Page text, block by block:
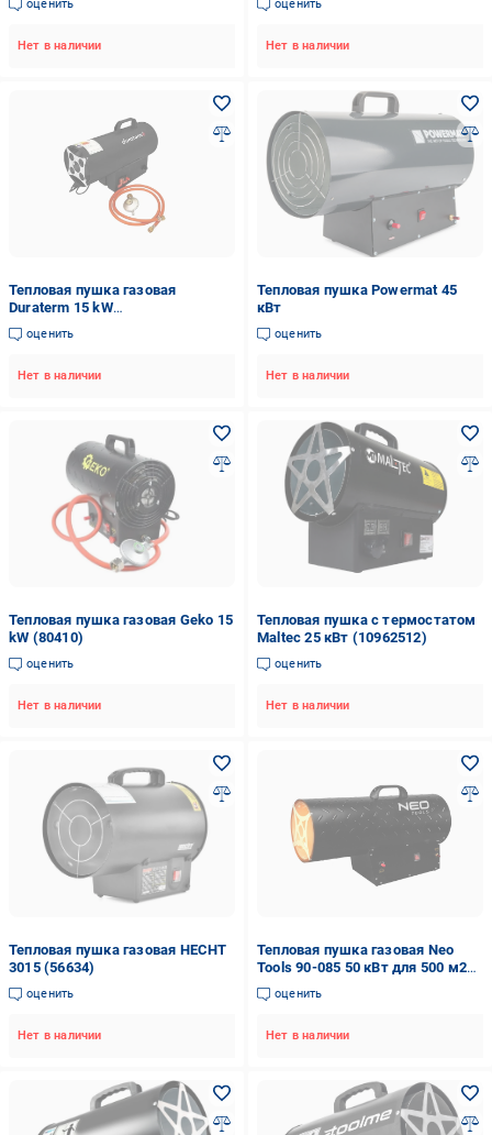
оценить
Нет в наличии
оценить
Нет в наличии
Тепловая пушка газовая
Duraterm 15 kW
(2371525017_euro_2)
оценить
Нет в наличии
Тепловая пушка Powermat 45
кВт
оценить
Нет в наличии
Тепловая пушка газовая Geko 15
kW (80410)
оценить
Нет в наличии
Тепловая пушка с термостатом
Maltec 25 кВт (10962512)
оценить
Нет в наличии
Тепловая пушка газовая HECHT
3015 (56634)
оценить
Нет в наличии
Тепловая пушка газовая Neo
Tools 90-085 50 кВт для 500 м2
Черный
оценить
Нет в наличии